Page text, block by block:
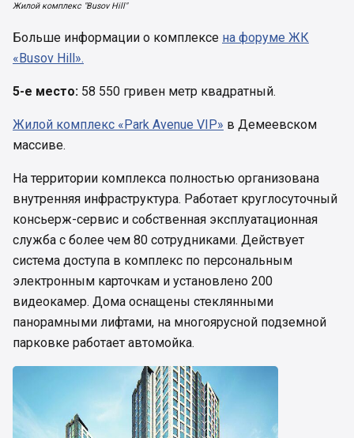
Жилой комплекс "Busov Hill"
Больше информации о комплексе на форуме ЖК
«Busov Hill».
5-е место: 58 550 гривен метр квадратный.
Жилой комплекс «Park Avenue VIP» в Демеевском
массиве.
На территории комплекса полностью организована
внутренняя инфраструктура. Работает круглосуточный
консьерж-сервис и собственная эксплуатационная
служба с более чем 80 сотрудниками. Действует
система доступа в комплекс по персональным
электронным карточкам и установлено 200
видеокамер. Дома оснащены стеклянными
панорамными лифтами, на многоярусной подземной
парковке работает автомойка.